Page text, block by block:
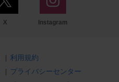
X Instagram
| 利用規約
| プライバシーセンター